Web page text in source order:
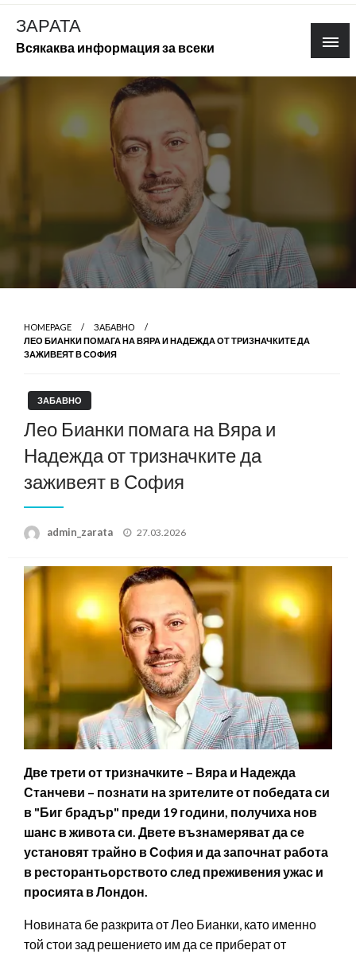
Skip
content
ЗАРАТА
Всякаква информация за всеки
HOMEPAGE
ЗАБАВНО
ЛЕО БИАНКИ ПОМАГА НА ВЯРА И НАДЕЖДА ОТ ТРИЗНАЧКИТЕ ДА
ЗАЖИВЕЯТ В СОФИЯ
ЗАБАВНО
Лео Бианки помага на Вяра и
Надежда от тризначките да
заживеят в София
admin_zarata
Posted
27.03.2026
Две трети от тризначките – Вяра и Надежда
Станчеви – познати на зрителите от победата си
в "Биг брадър" преди 19 години, получиха нов
шанс в живота си. Двете възнамеряват да се
установят трайно в София и да започнат работа
в ресторантьорството след преживения ужас и
просията в Лондон.
Новината бе разкрита от Лео Бианки, като именно
той стои зад решението им да се приберат от